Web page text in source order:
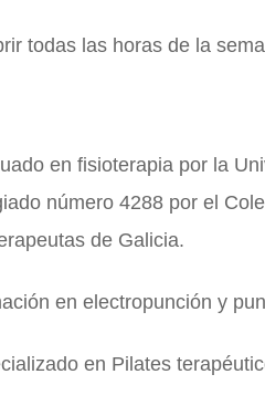
todas las horas de la
en fisioterapia por la
número 4288 por el
de Galicia.
en electropunción y
en Pilates